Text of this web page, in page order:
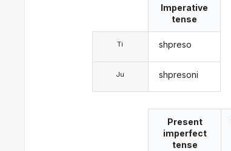
Ti
Ju
Imperative
tense
shpreso
shpresoni
Present
imperfect
tense